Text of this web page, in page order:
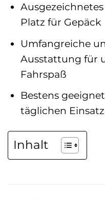
Platz für Gepäck
Umfangreiche
Ausstattung für
Fahrspaß
Bestens
täglichen
Inhalt